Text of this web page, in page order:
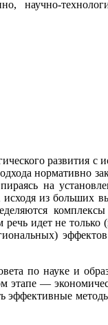
развития с
нормативно
на
из больших
идет не только
по науке и
этапе ―
эффективные